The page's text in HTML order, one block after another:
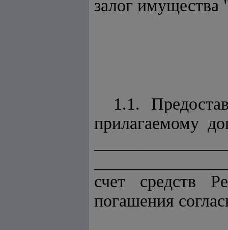
залог
1.1.
прилагаемому
счет средств
погашения